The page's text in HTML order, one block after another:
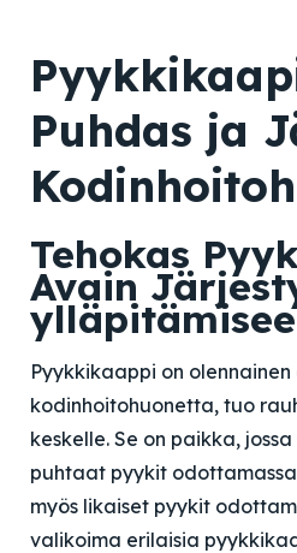
Puhdas ja
Tehokas
Avain
Pyykkikaappi on olennainen
kodinhoitohuonetta, tuo
keskelle. Se on paikka,
puhtaat pyykit
myös likaiset pyykit
valikoima erilaisia